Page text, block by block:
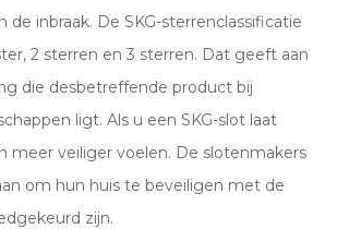
inbraak. De SKG-sterrenclassificatie
2 sterren en 3 sterren. Dat geeft aan
die desbetreffende product bij
ligt. Als u een SKG-slot laat
meer veiliger voelen. De slotenmakers
om hun huis te beveiligen met de
zijn.